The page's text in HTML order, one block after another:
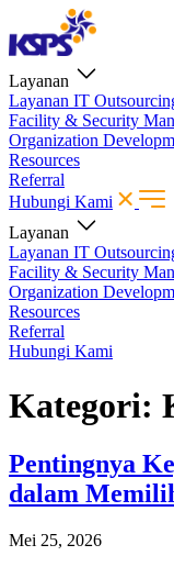
Layanan
Layanan IT
Facility & Security
Organization
Resources
Referral
Hubungi Kami
Layanan
Layanan IT
Facility & Security
Organization
Resources
Referral
Hubungi Kami
Kategori:
Pentingnya
dalam
Mei 25, 2026